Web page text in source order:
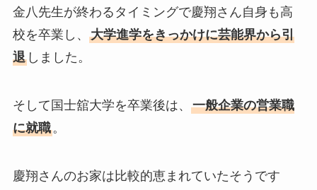
金八先生が終わるタイミングで慶翔さん自身も高
校を卒業し、 大学進学をきっかけに芸能界から引
退しました。
そして国士舘大学を卒業後は、 一般企業の営業職
に就職。
慶翔さんのお家は比較的恵まれていたそうです